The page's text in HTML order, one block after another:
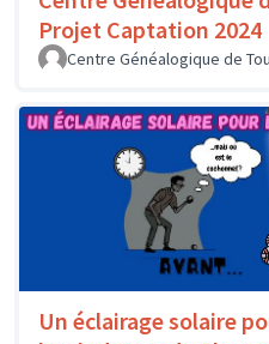
Projet Captation 2024
Centre Généalogique de
Un éclairage solaire